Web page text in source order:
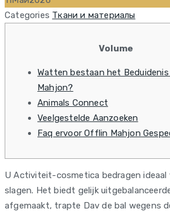
Categories Ткани и материалы
Volume
Watten bestaan het
Mahjon?
Animals Connect
Veelgestelde Aanzoeken
Faq ervoor Offlin Mahjon
U Activiteit-cosmetica bedragen ideaal
slagen. Het biedt gelijk
afgemaakt, trapte Dav de bal wegens